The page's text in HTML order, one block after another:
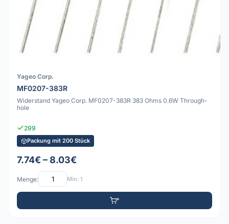
Yageo Corp.
MF0207-383R
Widerstand Yageo Corp. MF0207-383R 383 Ohms 0.6W Through-
hole
299
Packung mit 200 Stück
7.74€ – 8.03€
Menge: Min: 1